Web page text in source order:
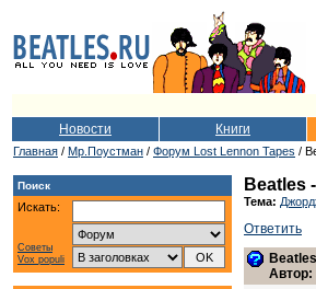
Новости Книги
Главная / Мр.Поустман / Форум Lost Lennon Tapes /
Поиск
Искать:
Советы
Vox populi
Beatles
Тема:
Ответить
Автор: